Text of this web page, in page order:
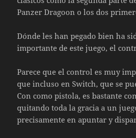
Panzer Dragoon o los dos
Dónde les han pegado bien ha
importante de este juego, el
Parece que el control es muy
que incluso en Switch, que se
Con como pistola, es bastante
quitando toda la gracia a un
precisamente en apuntar y